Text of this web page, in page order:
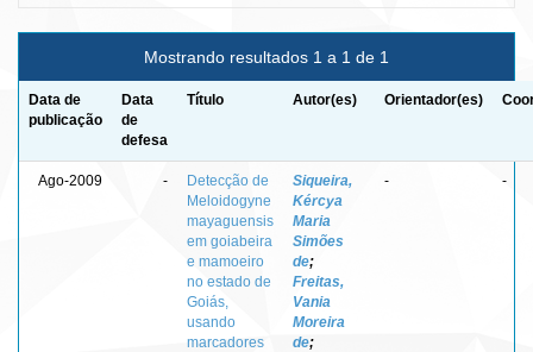
Mostrando resultados 1 a 1 de 1
Data de
publicação
Data
de
defesa
Título Autor(es) Orientador(es)
Ago-2009 -
Detecção de
Meloidogyne
mayaguensis
em goiabeira
e mamoeiro
no estado de
Goiás,
usando
marcadores
Siqueira,
Kércya
Maria
Simões
de;
Freitas,
Vania
Moreira
de;
- -